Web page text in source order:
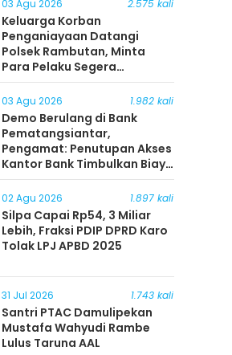
03 Agu 2026 2.575 kali
Keluarga Korban
Penganiayaan Datangi
Polsek Rambutan, Minta
Para Pelaku Segera
Ditangkap
03 Agu 2026 1.982 kali
Demo Berulang di Bank
Pematangsiantar,
Pengamat: Penutupan Akses
Kantor Bank Timbulkan Biaya
Ekonomi bagi Masyarakat
02 Agu 2026 1.897 kali
Silpa Capai Rp54, 3 Miliar
Lebih, Fraksi PDIP DPRD Karo
Tolak LPJ APBD 2025
31 Jul 2026 1.743 kali
Santri PTAC Damulipekan
Mustafa Wahyudi Rambe
Lulus Taruna AAL